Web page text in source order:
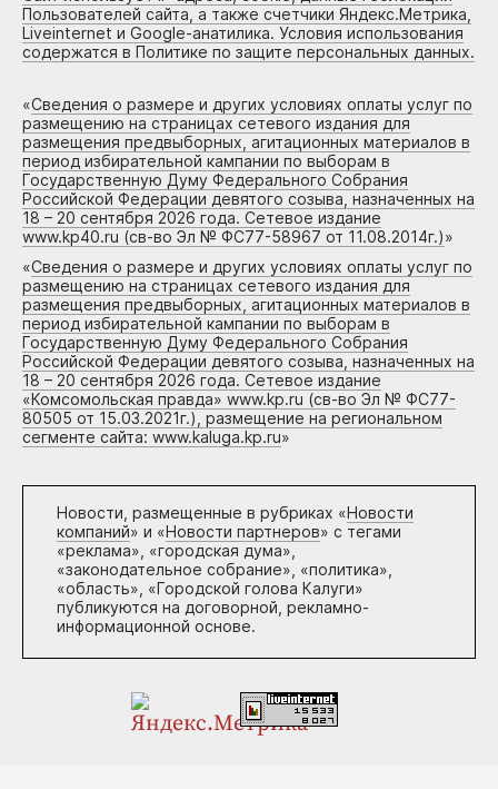
Пользователей сайта, а также счетчики Яндекс.Метрика,
Liveinternet и Google-анатилика. Условия использования
содержатся в Политике по защите персональных данных.
«Сведения о размере и других условиях оплаты услуг по
размещению на страницах сетевого издания для
размещения предвыборных, агитационных материалов в
период избирательной кампании по выборам в
Государственную Думу Федерального Собрания
Российской Федерации девятого созыва, назначенных на
18 – 20 сентября 2026 года. Сетевое издание
www.kp40.ru (св-во Эл № ФС77-58967 от 11.08.2014г.)»
«Сведения о размере и других условиях оплаты услуг по
размещению на страницах сетевого издания для
размещения предвыборных, агитационных материалов в
период избирательной кампании по выборам в
Государственную Думу Федерального Собрания
Российской Федерации девятого созыва, назначенных на
18 – 20 сентября 2026 года. Сетевое издание
«Комсомольская правда» www.kp.ru (св-во Эл № ФС77-
80505 от 15.03.2021г.), размещение на региональном
сегменте сайта: www.kaluga.kp.ru»
Новости, размещенные в рубриках «Новости
компаний» и «Новости партнеров» с тегами
«реклама», «городская дума»,
«законодательное собрание», «политика»,
«область», «Городской голова Калуги»
публикуются на договорной, рекламно-
информационной основе.